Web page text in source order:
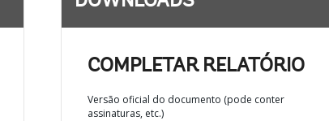
COMPLETAR RELATÓRIO
Versão oficial do documento (pode conter
assinaturas, etc.)